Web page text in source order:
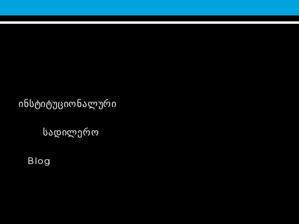
ინსტიტუციონალური
სადილერო
Blog